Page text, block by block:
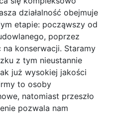
działalność obejmuje
etapie: począwszy od
poprzez
konserwacji. Staramy
z tym nieustannie
już wysokiej jakości
to osoby
natomiast przeszło
pozwala nam